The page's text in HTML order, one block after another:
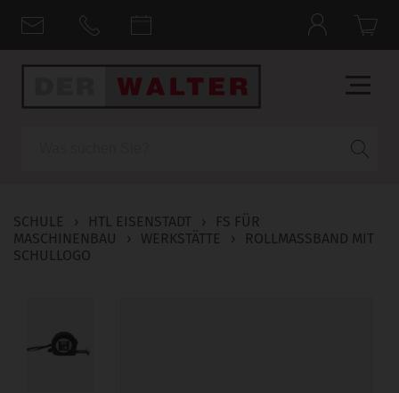
SCHULE › HTL EISENSTADT ›
FS FÜR
MASCHINENBAU
› WERKSTÄTTE ›
ROLLMASSBAND MIT S
CHULLOGO